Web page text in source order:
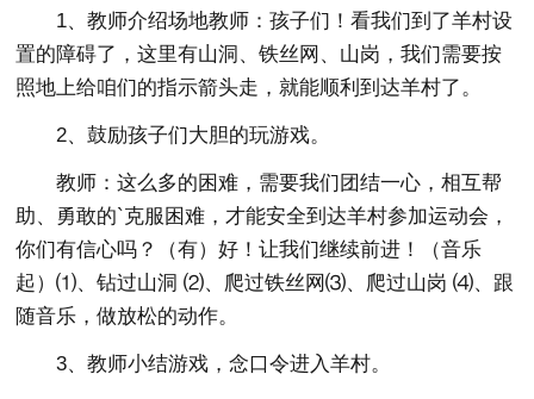
1、教师介绍场地教师 ：孩子们！看我们到了羊村设
置的障碍了，这里有山洞、铁丝网、山岗，我们需要按
照地上给咱们的指示箭头走，就能顺利到达羊村了。
2、鼓励孩子们大胆的玩游戏。
教师：这么多的困难，需要我们团结一心，相互帮
助、勇敢的`克服困难，才能安全到达羊村参加运动会，
你们有信心吗？（有）好！让我们继续前进！（音乐
起）⑴、钻过山洞 ⑵、爬过铁丝网⑶、爬过山岗 ⑷、跟
随音乐，做放松的动作。
3、教师小结游戏，念口令进入羊村。